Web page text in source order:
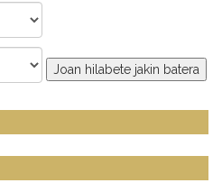
Joan hilabete jakin batera